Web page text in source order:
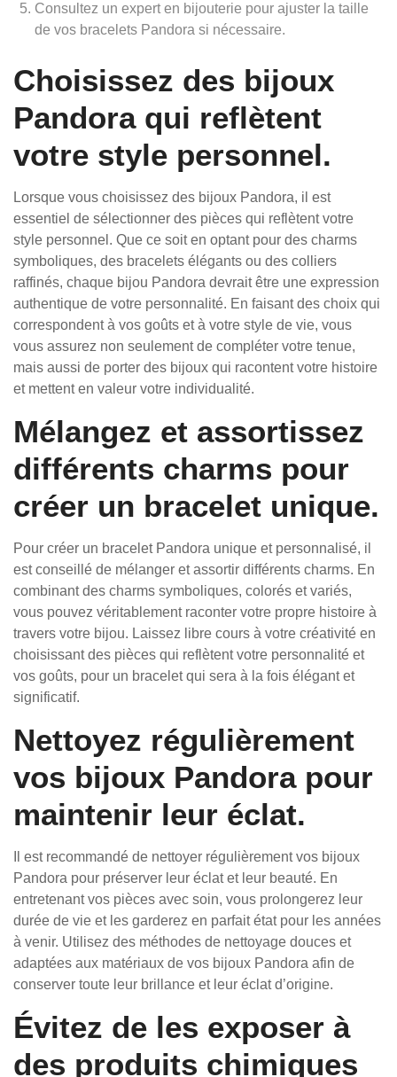
Consultez un expert en bijouterie pour ajuster la taille
de vos bracelets Pandora si nécessaire.
Choisissez des bijoux
Pandora qui reflètent
votre style personnel.
Lorsque vous choisissez des bijoux Pandora, il est
essentiel de sélectionner des pièces qui reflètent votre
style personnel. Que ce soit en optant pour des charms
symboliques, des bracelets élégants ou des colliers
raffinés, chaque bijou Pandora devrait être une expression
authentique de votre personnalité. En faisant des choix qui
correspondent à vos goûts et à votre style de vie, vous
vous assurez non seulement de compléter votre tenue,
mais aussi de porter des bijoux qui racontent votre histoire
et mettent en valeur votre individualité.
Mélangez et assortissez
différents charms pour
créer un bracelet unique.
Pour créer un bracelet Pandora unique et personnalisé, il
est conseillé de mélanger et assortir différents charms. En
combinant des charms symboliques, colorés et variés,
vous pouvez véritablement raconter votre propre histoire à
travers votre bijou. Laissez libre cours à votre créativité en
choisissant des pièces qui reflètent votre personnalité et
vos goûts, pour un bracelet qui sera à la fois élégant et
significatif.
Nettoyez régulièrement
vos bijoux Pandora pour
maintenir leur éclat.
Il est recommandé de nettoyer régulièrement vos bijoux
Pandora pour préserver leur éclat et leur beauté. En
entretenant vos pièces avec soin, vous prolongerez leur
durée de vie et les garderez en parfait état pour les années
à venir. Utilisez des méthodes de nettoyage douces et
adaptées aux matériaux de vos bijoux Pandora afin de
conserver toute leur brillance et leur éclat d’origine.
Évitez de les exposer à
des produits chimiques